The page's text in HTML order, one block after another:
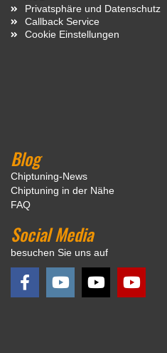
Privatsphäre und Datenschutz
Callback Service
Cookie Einstellungen
Blog
Chiptuning-News
Chiptuning in der Nähe
FAQ
Social Media
besuchen Sie uns auf